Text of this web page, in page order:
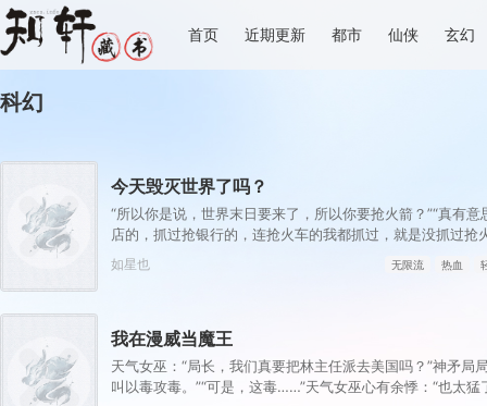
首页 近期更新 都市 仙侠 玄幻
科幻
今天毁灭世界了吗？
“所以你是说，世界末日要来了，所以你要抢火箭？”“真有意
店的，抓过抢银行的，连抢火车的我都抓过，就是没抓过抢
么想的？就算你真把火箭抢下来了，你会开吗？”坐在男人
头。“会开。”“真的，我已经开过无数次了。”“还有，你们真
如星也 无限流 热血
我在漫威当魔王
天气女巫：“局长，我们真要把林主任派去美国吗？”神矛局
叫以毒攻毒。”“可是，这毒……”天气女巫心有余悸：“也太猛